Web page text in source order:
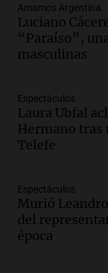
Episodios
Audio.Día
mitos,
Episodios
Audio.
financiero
consumo y
Episodios
Audio.La
Argentina
en un
Amamos Argentina
Luciano
“Paraíso”,
masculinas
Espectáculos
Laura Ubfal
Hermano tras
Telefe
Espectáculos
Murió
del
época